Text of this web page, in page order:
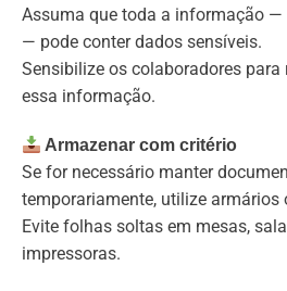
Assuma que toda a informação
— pode conter dados sensíveis.
Sensibilize os colaboradores para
essa informação.
Armazenar com critério
Se for necessário manter
temporariamente, utilize armários
Evite folhas soltas em mesas,
impressoras.